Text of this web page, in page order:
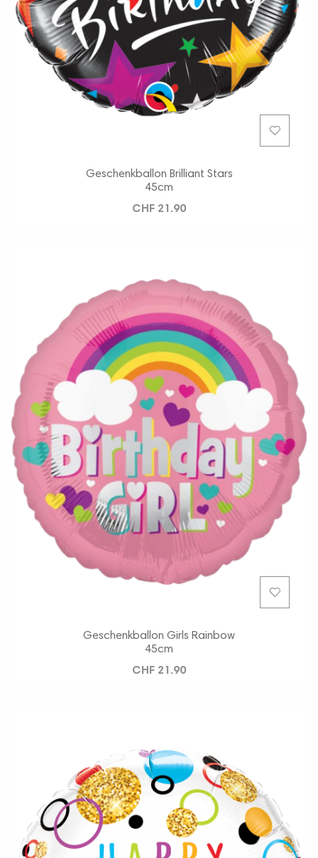
Geschenkballon Brilliant Stars
45cm
CHF 21.90
Geschenkballon Girls Rainbow
45cm
CHF 21.90